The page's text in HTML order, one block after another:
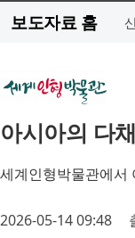
보도자료 홈
아시아의 다
세계인형박물관에서
2026-05-14 09:48